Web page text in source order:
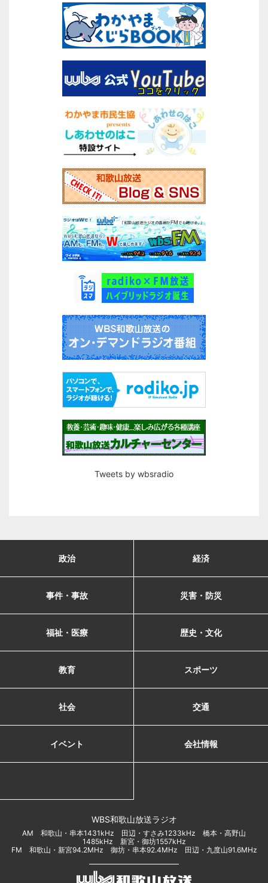
Tweets by wbsradio
政治 経済
事件・事故 災害・防災
福祉・医療 歴史・文化
教育 スポーツ
社会 交通
イベント 会社情報
WBS和歌山放送ラジオ
AM 和歌山・串本1431kHz 田辺・すさみ1233kHz 橋本・高野山
1485kHz 新宮・御坊1557kHz
FM 和歌山・新宮94.2MHz 御坊・串本92.4MHz 田辺・九度山91.6MHz